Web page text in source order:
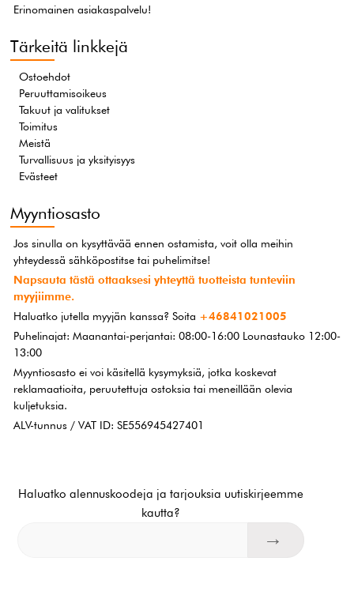
Erinomainen asiakaspalvelu!
Tärkeitä linkkejä
Ostoehdot
Peruuttamisoikeus
Takuut ja valitukset
Toimitus
Meistä
Turvallisuus ja yksityisyys
Evästeet
Myyntiosasto
Jos sinulla on kysyttävää ennen ostamista, voit olla meihin
yhteydessä sähköpostitse tai puhelimitse!
Napsauta tästä ottaaksesi yhteyttä tuotteista tunteviin
myyjiimme.
Haluatko jutella myyjän kanssa? Soita +46841021005
Puhelinajat: Maanantai-perjantai: 08:00-16:00 Lounastauko 12:00-
13:00
Myyntiosasto ei voi käsitellä kysymyksiä, jotka koskevat
reklamaatioita, peruutettuja ostoksia tai meneillään olevia
kuljetuksia.
ALV-tunnus / VAT ID: SE556945427401
Haluatko alennuskoodeja ja tarjouksia uutiskirjeemme
kautta?